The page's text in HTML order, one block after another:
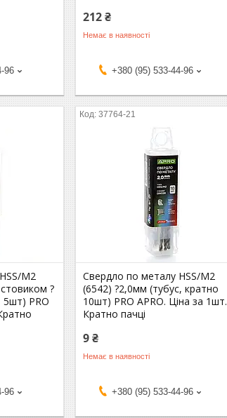
96
212 ₴
Немає в наявності
+380 (95) 533-44-96
M2
?
5шт) PRO
96
37764-21
Свердло по металу HSS/M2
(6542) ?2,0мм (тубус, кратно
10шт) PRO APRO. Ціна за 1шт.
Кратно пачці
9 ₴
Немає в наявності
+380 (95) 533-44-96